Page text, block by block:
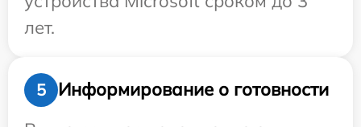
лет.
5
Информирование о готовности